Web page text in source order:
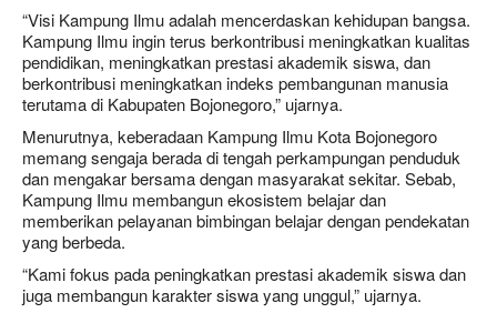
“Visi Kampung Ilmu adalah mencerdaskan kehidupan bangsa.
Kampung Ilmu ingin terus berkontribusi meningkatkan kualitas
pendidikan, meningkatkan prestasi akademik siswa, dan
berkontribusi meningkatkan indeks pembangunan manusia
terutama di Kabupaten Bojonegoro,” ujarnya.
Menurutnya, keberadaan Kampung Ilmu Kota Bojonegoro
memang sengaja berada di tengah perkampungan penduduk
dan mengakar bersama dengan masyarakat sekitar. Sebab,
Kampung Ilmu membangun ekosistem belajar dan
memberikan pelayanan bimbingan belajar dengan pendekatan
yang berbeda.
“Kami fokus pada peningkatkan prestasi akademik siswa dan
juga membangun karakter siswa yang unggul,” ujarnya.